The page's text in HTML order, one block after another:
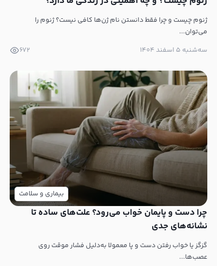
ژنوم چیست و چرا فقط دانستن نام ژن‌ها کافی نیست؟ ژنوم را
می‌توان...
سه‌شنبه ۵ اسفند ۱۴۰۴
672
بیماری و سلامت
چرا دست و پایمان خواب می‌رود؟ علت‌های ساده تا
نشانه‌های جدی
گزگز یا خواب رفتن دست و پا معمولا به‌دلیل فشار موقت روی
عصب‌ها...